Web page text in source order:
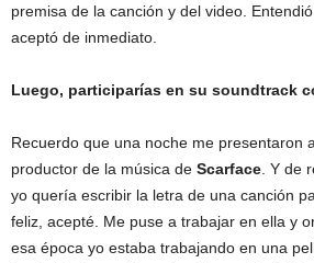
premisa de la canción y del video.
aceptó de inmediato.
Luego, participarías en su soundtrack
Recuerdo que una noche me presentaron
productor de la música de Scarface . Y de
yo quería escribir la letra de una canción
feliz, acepté. Me puse a trabajar en ella y
esa época yo estaba trabajando en una